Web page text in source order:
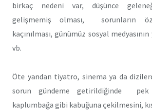
birkaç nedeni var, düşünce
gelişmemiş olması, sorunların
kaçınılması, günümüz sosyal
vb.
Öte yandan tiyatro, sinema ya da
sorun gündeme getirildiğinde
kaplumbağa gibi kabuğuna çekilmesini,